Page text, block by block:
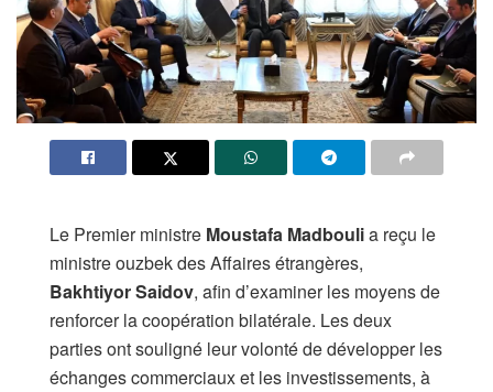
Le Premier ministre Moustafa Madboulia reçu le
ministre ouzbek des Affaires étrangères,
Bakhtiyor Saidov, afin d’examiner les moyens de
renforcer la coopération bilatérale. Les deux
parties ont souligné leur volonté de développer les
échanges commerciaux et les investissements, à